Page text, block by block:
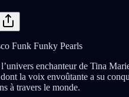
Funk Funky Pearls
enchanteur de Tina
la voix envoûtante a su
à travers le monde.